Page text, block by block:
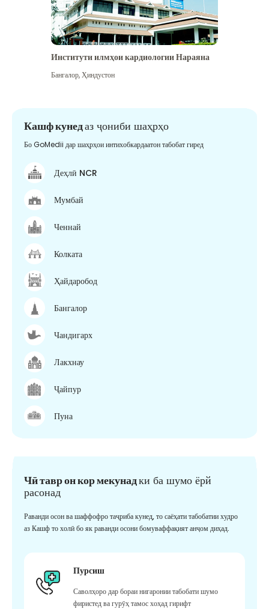
Институти илмҳои кардиологии Нараяна
Бангалор,Ҳиндустон
Кашф кунедаз ҷониби шаҳрҳо
Бо GoMedii дар шаҳрҳои интихобкардаатон табобат гиред
Деҳлӣ NCR
Мумбай
Ченнай
Колката
Ҳайдаробод
Бангалор
Чандигарх
Лакхнау
Ҷайпур
Пуна
Чӣ тавр он кор мекунадки ба шумо ёрй
расонад
Раванди осон ва шаффофро таҷриба кунед, то саёҳати табобатии худро
аз Кашф то холӣ бо як раванди осони бомуваффақият анҷом диҳад.
Пурсиш
Саволҳоро дар бораи нигаронии табобати шумо
фиристед ва гурӯҳ тамос хоҳад гирифт